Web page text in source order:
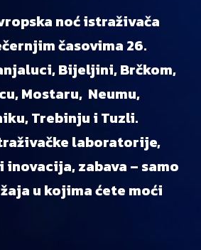
noć istraživača
časovima 26.
Bijeljini, Brčkom,
Mostaru, Neumu,
Trebinju i Tuzli.
laboratorije,
inovacija, zabava – samo
u kojima ćete moći